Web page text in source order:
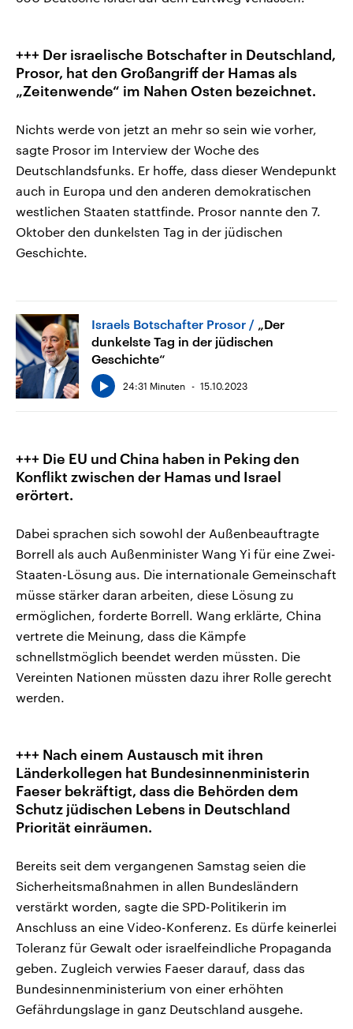
+++ Der israelische Botschafter in Deutschland,
Prosor, hat den Großangriff der Hamas als
„Zeitenwende“ im Nahen Osten bezeichnet.
Nichts werde von jetzt an mehr so sein wie vorher,
sagte Prosor im Interview der Woche des
Deutschlandsfunks. Er hoffe, dass dieser Wendepunkt
auch in Europa und den anderen demokratischen
westlichen Staaten stattfinde. Prosor nannte den 7.
Oktober den dunkelsten Tag in der jüdischen
Geschichte.
Israels Botschafter Prosor
„Der
dunkelste Tag in der jüdischen
Geschichte“
24:31 Minuten 15.10.2023
+++ Die EU und China haben in Peking den
Konflikt zwischen der Hamas und Israel
erörtert.
Dabei sprachen sich sowohl der Außenbeauftragte
Borrell als auch Außenminister Wang Yi für eine Zwei-
Staaten-Lösung aus. Die internationale Gemeinschaft
müsse stärker daran arbeiten, diese Lösung zu
ermöglichen, forderte Borrell. Wang erklärte, China
vertrete die Meinung, dass die Kämpfe
schnellstmöglich beendet werden müssten. Die
Vereinten Nationen müssten dazu ihrer Rolle gerecht
werden.
+++ Nach einem Austausch mit ihren
Länderkollegen hat Bundesinnenministerin
Faeser bekräftigt, dass die Behörden dem
Schutz jüdischen Lebens in Deutschland
Priorität einräumen.
Bereits seit dem vergangenen Samstag seien die
Sicherheitsmaßnahmen in allen Bundesländern
verstärkt worden, sagte die SPD-Politikerin im
Anschluss an eine Video-Konferenz. Es dürfe keinerlei
Toleranz für Gewalt oder israelfeindliche Propaganda
geben. Zugleich verwies Faeser darauf, dass das
Bundesinnenministerium von einer erhöhten
Gefährdungslage in ganz Deutschland ausgehe.